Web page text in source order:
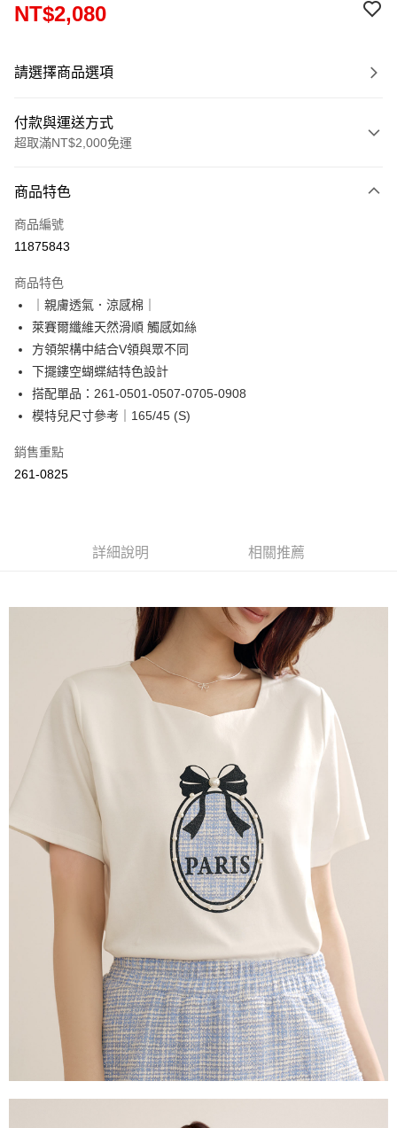
NT$2,080
請選擇商品選項
付款與運送方式
超取滿NT$2,000免運
信用卡一次付款
超商取貨付款
Apple Pay
街口支付
悠遊付
Google Pay
運送方式
付款後全家取貨
每筆NT$60，滿NT$2,000(含以上)免運費
每筆NT$60，滿NT$2,000(含以上)免運費
每筆NT$80，滿NT$2,000(含以上)免運費
商品特色
商品編號
11875843
商品特色
｜親膚透氣．涼感棉｜
萊賽爾纖維天然滑順 觸感如絲
方領架構中結合V領與眾不同
下擺鏤空蝴蝶結特色設計
搭配單品：261-0501-0507-0705-0908
模特兒尺寸參考｜165/45 (S)
銷售重點
261-0825
詳細說明 相關推薦